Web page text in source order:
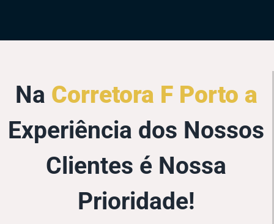
Na Corretora F Porto a
Experiência dos Nossos
Clientes é Nossa
Prioridade!